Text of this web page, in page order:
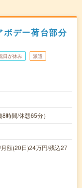
ボデー荷台部分
日が休み 派遣
時間/休憩65分）
額(20日)24万円/残込27